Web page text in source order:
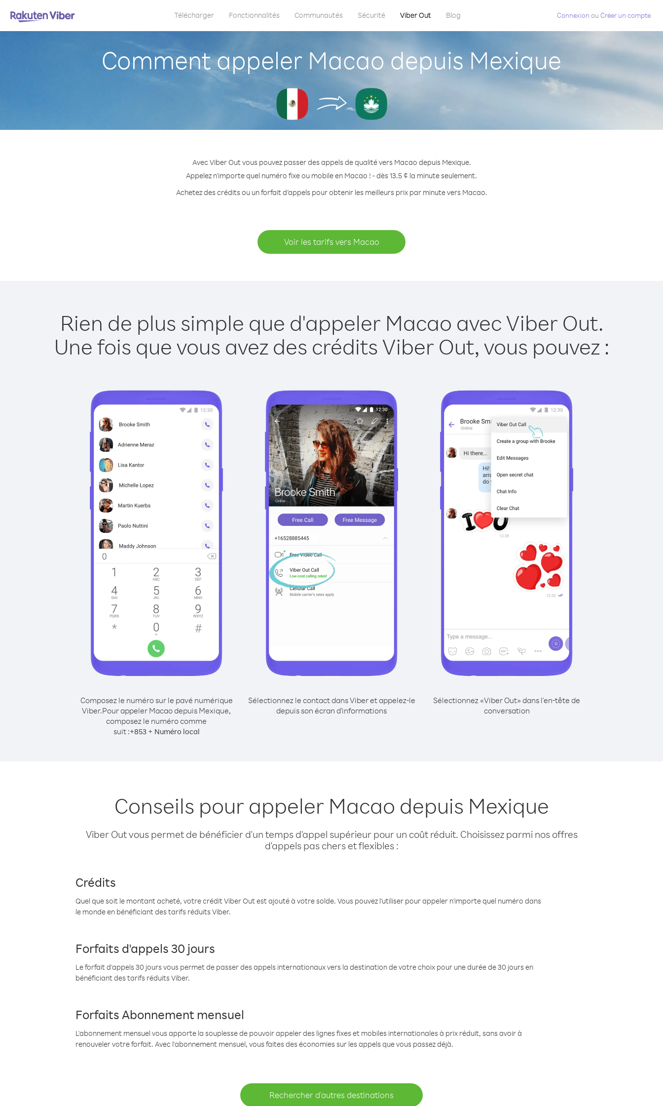
Télécharger Fonctionnalités Communautés Sécurité Viber Out Blog Connexion ou Créer un compte
Comment appeler Macao depuis Mexique
Avec Viber Out vous pouvez passer des appels de qualité vers Macao depuis Mexique.
Appelez n'importe quel numéro fixe ou mobile en Macao ! - dès 13.5 ¢ la minute seulement.
Achetez des crédits ou un forfait d’appels pour obtenir les meilleurs prix par minute vers Macao.
Voir les tarifs vers Macao
Rien de plus simple que d'appeler Macao avec Viber Out.
Une fois que vous avez des crédits Viber Out, vous pouvez :
Composez le numéro sur le pavé numérique
Viber.Pour appeler Macao depuis Mexique,
composez le numéro comme
suit :+853+ Numéro local
Sélectionnez le contact dans Viber et appelez-le
depuis son écran d'informations
Sélectionnez «Viber Out» dans l'en-tête de
conversation
Conseils pour appeler Macao depuis Mexique
Viber Out vous permet de bénéficier d'un temps d'appel supérieur pour un coût réduit. Choisissez parmi nos offres
d'appels pas chers et flexibles :
Crédits
Quel que soit le montant acheté, votre crédit Viber Out est ajouté à votre solde. Vous pouvez l'utiliser pour appeler n'importe quel numéro dans
le monde en bénéficiant des tarifs réduits Viber.
Forfaits d'appels 30 jours
Le forfait d'appels 30 jours vous permet de passer des appels internationaux vers la destination de votre choix pour une durée de 30 jours en
bénéficiant des tarifs réduits Viber.
Forfaits Abonnement mensuel
L'abonnement mensuel vous apporte la souplesse de pouvoir appeler des lignes fixes et mobiles internationales à prix réduit, sans avoir à
renouveler votre forfait. Avec l'abonnement mensuel, vous faites des économies sur les appels que vous passez déjà.
Rechercher d'autres destinations